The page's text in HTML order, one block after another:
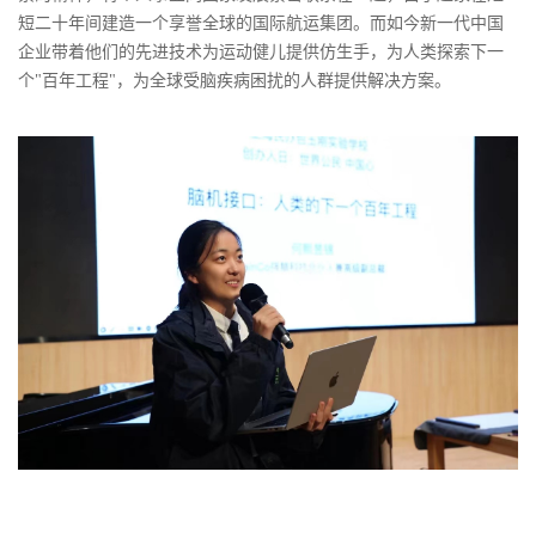
短二十年间建造一个享誉全球的国际航运集团。而如今新一代中国
企业带着他们的先进技术为运动健儿提供仿生手，为人类探索下一
个"百年工程"，为全球受脑疾病困扰的人群提供解决方案。